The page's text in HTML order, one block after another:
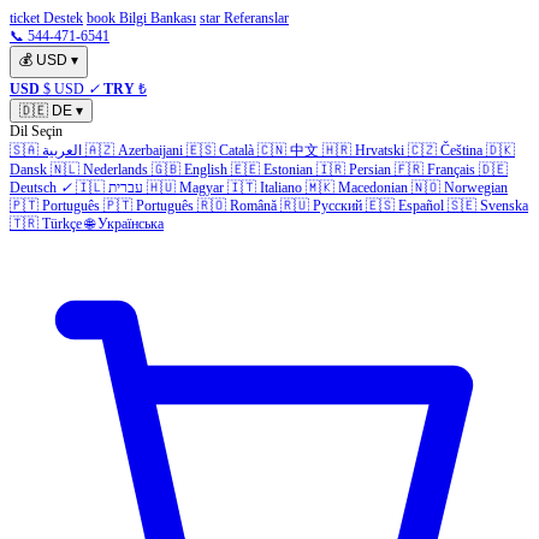
ticket Destek book Bilgi Bankası star Referanslar
📞 544-471-6541
💰 USD ▾
USD $ USD ✓ TRY ₺
🇩🇪 DE ▾
Dil Seçin
🇸🇦 العربية 🇦🇿 Azerbaijani 🇪🇸 Català 🇨🇳 中文 🇭🇷 Hrvatski 🇨🇿 Čeština 🇩🇰
Dansk 🇳🇱 Nederlands 🇬🇧 English 🇪🇪 Estonian 🇮🇷 Persian 🇫🇷 Français 🇩🇪
Deutsch ✓ 🇮🇱 עברית 🇭🇺 Magyar 🇮🇹 Italiano 🇲🇰 Macedonian 🇳🇴 Norwegian
🇵🇹 Português 🇵🇹 Português 🇷🇴 Română 🇷🇺 Русский 🇪🇸 Español 🇸🇪 Svenska
🇹🇷 Türkçe 🌐 Українська